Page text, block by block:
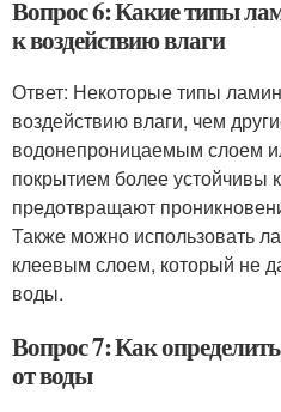
Вопрос 6: Какие типы
к воздействию влаги
Ответ: Некоторые типы
воздействию влаги, чем
водонепроницаемым слоем
покрытием более устойчивы
предотвращают
Также можно использовать
клеевым слоем, который не
воды.
Вопрос 7: Как
от воды